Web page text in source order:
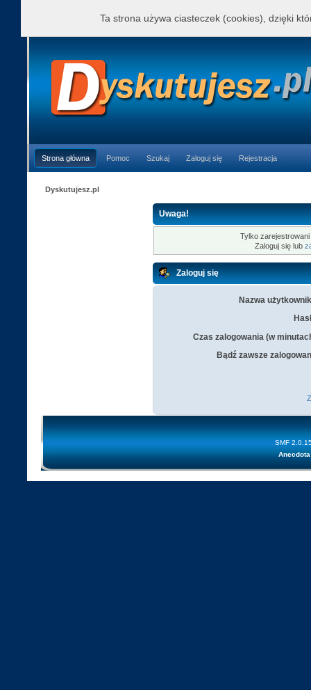
Strona główna Pomoc Szukaj Zaloguj się Rejestracja
Dyskutujesz.pl
Uwaga!
Tylko
Zaloguj się lub
Zaloguj się
Nazwa
Czas zalogowania (w
Bądź zawsze
SMF
Anecdota
Ta strona używa ciasteczek (cookies), dzięki